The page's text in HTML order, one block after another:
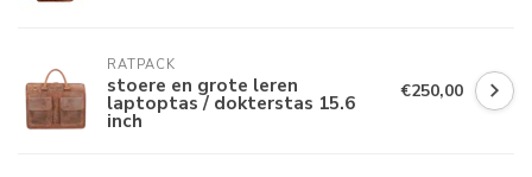
RATPACK
stoere en grote leren
laptoptas / dokterstas 15.6
inch
€250,00